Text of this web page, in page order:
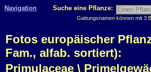
Navigation Suche eine Pflanze:
Gattungsnamen können mit 3
Fotos europäischer
Fam., alfab. sortiert):
Primulaceae \